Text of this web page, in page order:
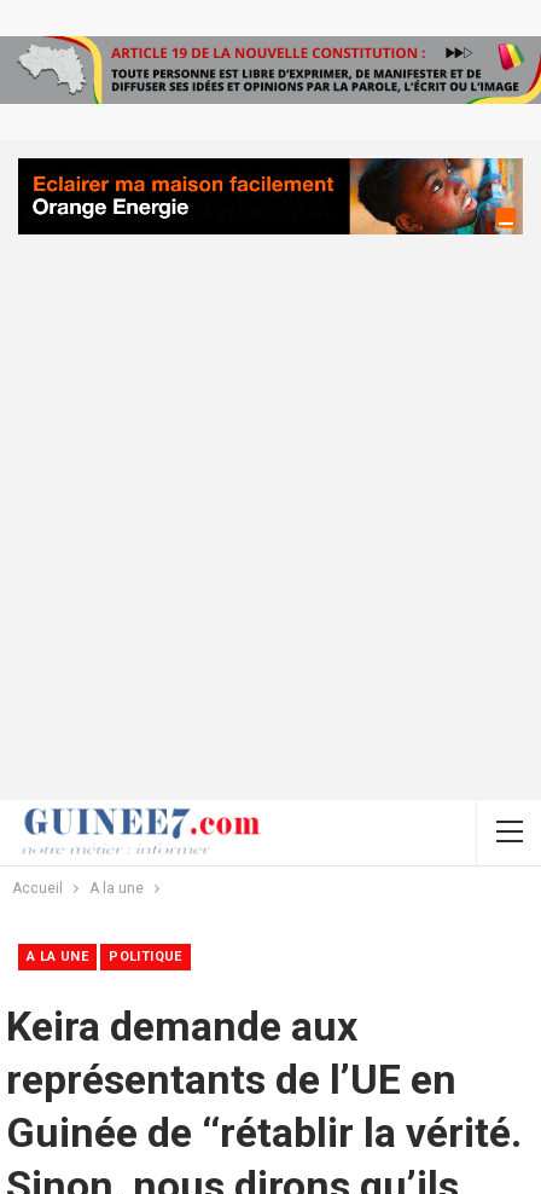
Accueil A la une
A LA UNE POLITIQUE
Keira demande aux
représentants de l’UE en
Guinée de ‘‘rétablir la vérité.